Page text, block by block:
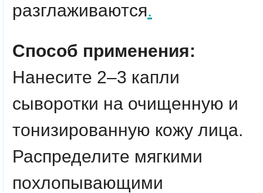
разглаживаются.
Способ применения:
Нанесите 2–3 капли
сыворотки на очищенную и
тонизированную кожу лица.
Распределите мягкими
похлопывающими